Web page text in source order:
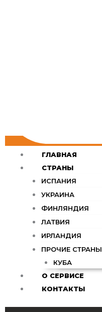
ГЛАВНАЯ
СТРАНЫ
ИСПАНИЯ
УКРАИНА
ФИНЛЯНДИЯ
ЛАТВИЯ
ИРЛАНДИЯ
ПРОЧИЕ СТРАНЫ
КУБА
О СЕРВИСЕ
КОНТАКТЫ